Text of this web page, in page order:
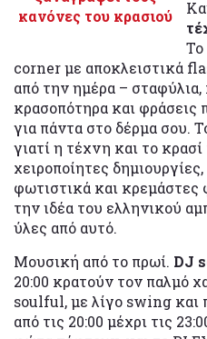
κανόνες του κρασιού
Το
corner με αποκλειστικά
από την ημέρα – σταφύλια,
κρασοπότηρα και φράσεις
για πάντα στο δέρμα σου.
γιατί η τέχνη και το
χειροποίητες
φωτιστικά και κρεμάστες
την ιδέα του ελληνικού
ύλες από αυτό.
Μουσική από το πρωί. DJ
20:00 κρατούν τον παλμό
soulful, με λίγο swing και
από τις 20:00 μέχρι τις